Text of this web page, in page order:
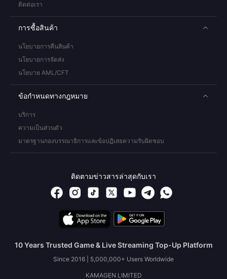
ติดต่อเรา
การซื้อสินค้า
นโยบายการคืนสินค้า
นโยบายการจัดส่ง
นโยบาย AML/CFT
ข้อกำหนดทางกฎหมาย
บริการ
ความเป็นส่วนตัว
มาตรฐานกองบรรณาธิการและข้อปฏิเสธความรับผิดชอบ
ติดตามข่าวสารล่าสุดกับเรา
10 Years Trusted Game & Live Streaming Top-Up Platform
Since 2016 | 5,000,000+ Users Worldwide
KAMAGEN LIMITED